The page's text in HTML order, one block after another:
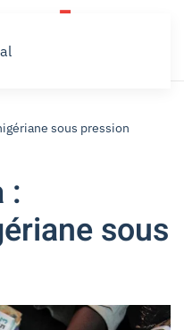
sous pression
:
sous